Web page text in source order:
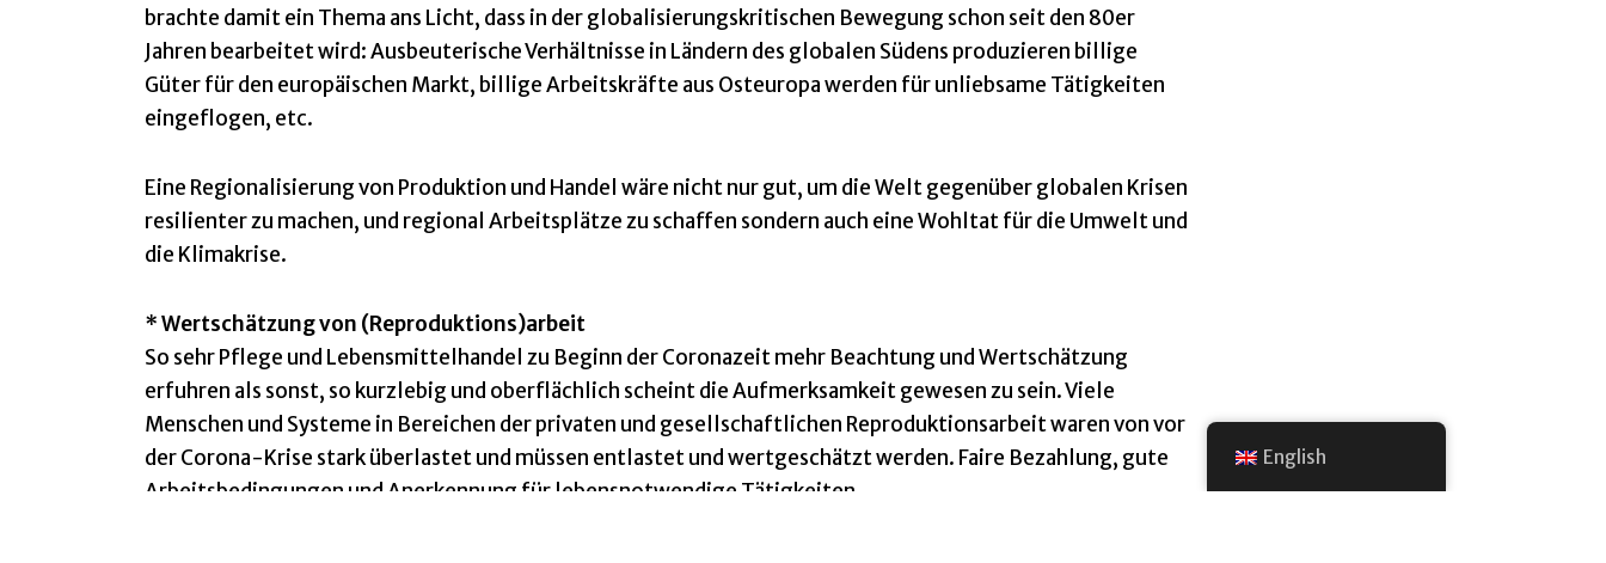
brachte damit ein Thema ans Licht, dass in der globalisierungskritischen Bewegung schon seit den 80er
Jahren bearbeitet wird: Ausbeuterische Verhältnisse in Ländern des globalen Südens produzieren billige
Güter für den europäischen Markt, billige Arbeitskräfte aus Osteuropa werden für unliebsame Tätigkeiten
eingeflogen, etc.
Eine Regionalisierung von Produktion und Handel wäre nicht nur gut, um die Welt gegenüber globalen Krisen
resilienter zu machen, und regional Arbeitsplätze zu schaffen sondern auch eine Wohltat für die Umwelt und
die Klimakrise.
* Wertschätzung von (Reproduktions)arbeit
So sehr Pflege und Lebensmittelhandel zu Beginn der Coronazeit mehr Beachtung und Wertschätzung
erfuhren als sonst, so kurzlebig und oberflächlich scheint die Aufmerksamkeit gewesen zu sein. Viele
Menschen und Systeme in Bereichen der privaten und gesellschaftlichen Reproduktionsarbeit waren von vor
der Corona-Krise stark überlastet und müssen entlastet und wertgeschätzt werden. Faire Bezahlung, gute
Arbeitsbedingungen und Anerkennung für lebensnotwendige Tätigkeiten.
English